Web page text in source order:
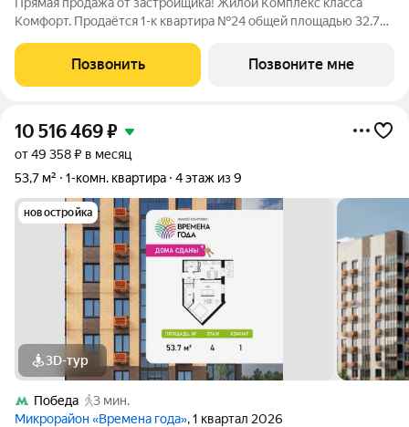
Комфорт. Продаётся 1-к квартира №24 общей площадью 32.79
комплекса: «Мартемьяново Клаб» - клубный поселок
таунхаусов от ФСК в
Позвонить Позвоните мне
10 516 469₽
от 49 358 ₽ в месяц
53,7 м²
1-комн. квартира 4 этаж из 9
новостройка
3D-тур
Победа
3 мин.
Микрорайон «Времена года», 1 квартал 2026